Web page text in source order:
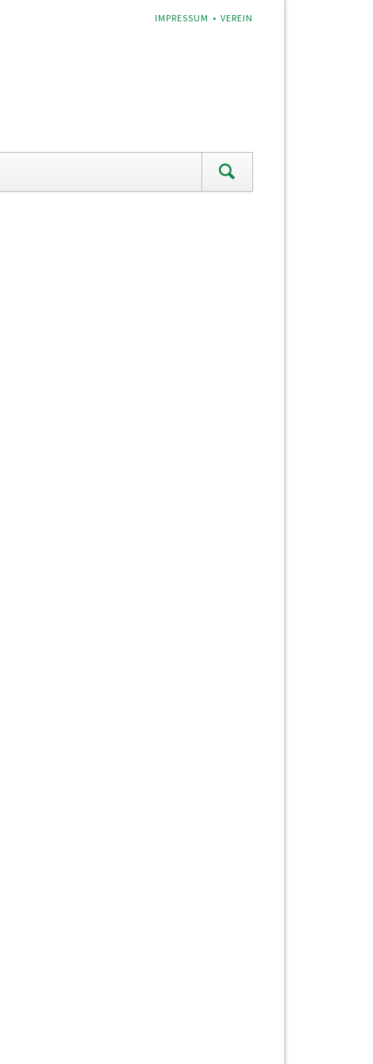
NAVIGATION
IMPRESSUM VEREIN